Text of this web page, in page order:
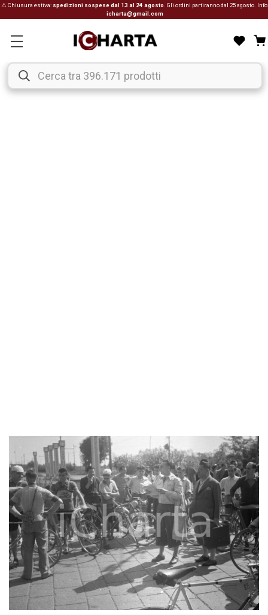
⚠ Chiusura estiva: spedizioni sospese dal 13 al 24 agosto . Gli ordini partiranno dal 25 agosto. Info:
icharta@gmail.com